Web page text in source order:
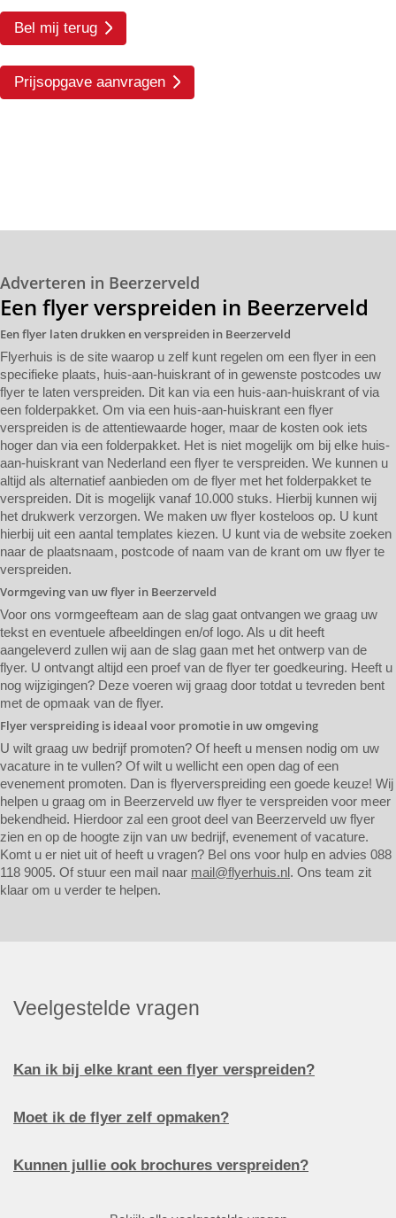
Bel mij terug
Prijsopgave aanvragen
Adverteren in Beerzerveld
Een flyer verspreiden in Beerzerveld
Een flyer laten drukken en verspreiden in Beerzerveld
Flyerhuis is de site waarop u zelf kunt regelen om een flyer in een
specifieke plaats, huis-aan-huiskrant of in gewenste postcodes uw
flyer te laten verspreiden. Dit kan via een huis-aan-huiskrant of via
een folderpakket. Om via een huis-aan-huiskrant een flyer
verspreiden is de attentiewaarde hoger, maar de kosten ook iets
hoger dan via een folderpakket. Het is niet mogelijk om bij elke huis-
aan-huiskrant van Nederland een flyer te verspreiden. We kunnen u
altijd als alternatief aanbieden om de flyer met het folderpakket te
verspreiden. Dit is mogelijk vanaf 10.000 stuks. Hierbij kunnen wij
het drukwerk verzorgen. We maken uw flyer kosteloos op. U kunt
hierbij uit een aantal templates kiezen. U kunt via de website zoeken
naar de plaatsnaam, postcode of naam van de krant om uw flyer te
verspreiden.
Vormgeving van uw flyer in Beerzerveld
Voor ons vormgeefteam aan de slag gaat ontvangen we graag uw
tekst en eventuele afbeeldingen en/of logo. Als u dit heeft
aangeleverd zullen wij aan de slag gaan met het ontwerp van de
flyer. U ontvangt altijd een proef van de flyer ter goedkeuring. Heeft u
nog wijzigingen? Deze voeren wij graag door totdat u tevreden bent
met de opmaak van de flyer.
Flyer verspreiding is ideaal voor promotie in uw omgeving
U wilt graag uw bedrijf promoten? Of heeft u mensen nodig om uw
vacature in te vullen? Of wilt u wellicht een open dag of een
evenement promoten. Dan is flyerverspreiding een goede keuze! Wij
helpen u graag om in Beerzerveld uw flyer te verspreiden voor meer
bekendheid. Hierdoor zal een groot deel van Beerzerveld uw flyer
zien en op de hoogte zijn van uw bedrijf, evenement of vacature.
Komt u er niet uit of heeft u vragen? Bel ons voor hulp en advies 088
118 9005. Of stuur een mail naar mail@flyerhuis.nl. Ons team zit
klaar om u verder te helpen.
Veelgestelde vragen
Kan ik bij elke krant een flyer verspreiden?
Moet ik de flyer zelf opmaken?
Kunnen jullie ook brochures verspreiden?